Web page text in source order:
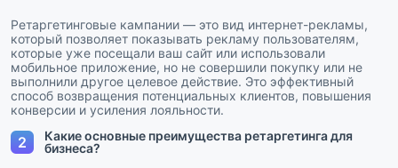
Ретаргетинговые кампании — это вид интернет-рекламы,
который позволяет показывать рекламу пользователям,
которые уже посещали ваш сайт или использовали
мобильное приложение, но не совершили покупку или не
выполнили другое целевое действие. Это эффективный
способ возвращения потенциальных клиентов, повышения
конверсии и усиления лояльности.
2
Какие основные преимущества ретаргетинга для
бизнеса?